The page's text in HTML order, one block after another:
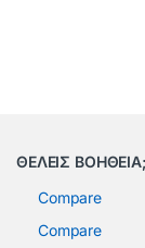
ΘΕΛΕΙΣ ΒΟΗΘΕΙΑ;
Compare
Compare